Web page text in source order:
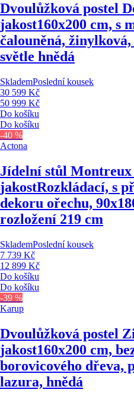
Dvoulůžková postel
jakost160x200 cm, s
čalouněná,
světle hnědá
SklademPoslední kousek
30 599 Kč
50 999 Kč
Do košíku
Do košíku
-40 %
Actona
Jídelní stůl
jakostRozkládací, s
dekoru ořechu,
rozložení 219 cm
SklademPoslední kousek
7 739 Kč
12 899 Kč
Do košíku
Do košíku
-39 %
Karup
Dvoulůžková postel
jakost160x200 cm,
borovicového dřeva,
lazura, hnědá